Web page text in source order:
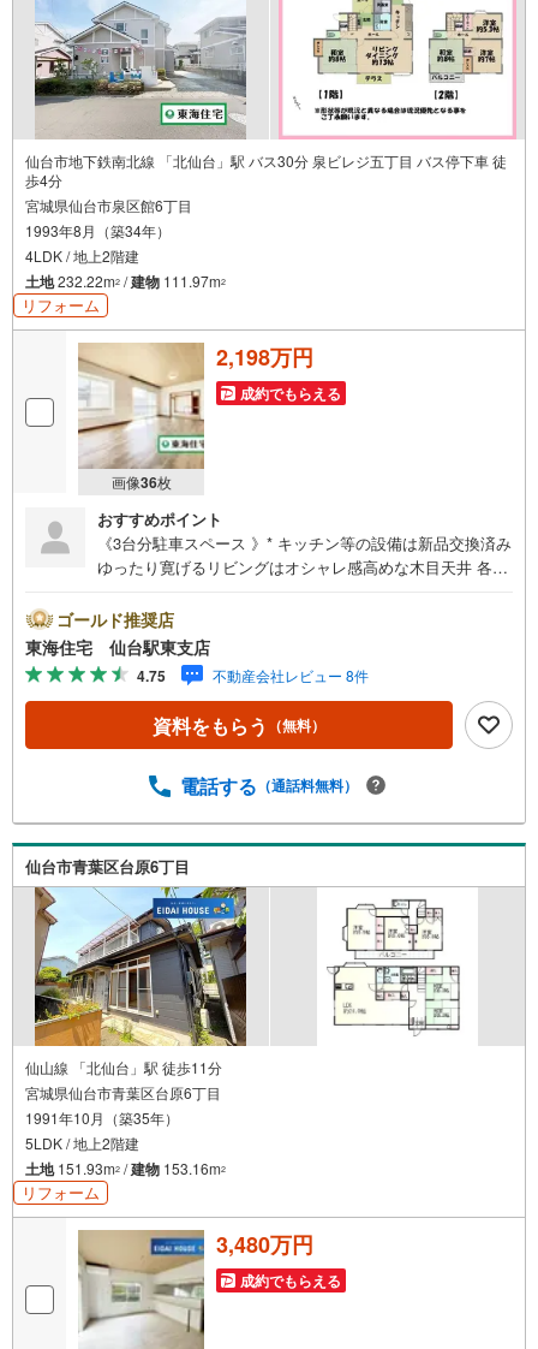
仙台市地下鉄南北線 「北仙台」駅 バス30分 泉ビレジ五丁目 バス停下車 徒
歩4分
宮城県仙台市泉区館6丁目
1993年8月（築34年）
4LDK / 地上2階建
土地232.22m2 /建物 111.97m2
リフォーム
画像36枚
2,198万円
成約でもらえる
おすすめポイント
《3台分駐車スペース 》* キッチン等の設備は新品交換済み
ゆったり寛げるリビングはオシャレ感高めな木目天井 各居
分 退屈感なし！広いお庭 * 未掲載物件のご提案・ご案内も
可能です * ワクワクポイント *■キッチン・浴室・トイレ・
洗面台・給湯器・ドア...新品交換済み■床・壁・天井...貼り
替え済み■ご両親・お友達も気軽にお家に招きやすい3台駐
車可能な広い敷地*■いつでも快適な入浴タイム！浴室暖房
乾燥機付き 。 周辺環境 *・館小学校:徒歩15分・館中学校:
で6分 お問い合わせについて *・当日のご予約も承っており
でのご相談、資料請求も大歓迎です ⇒お電話に抵抗がある
方も安心してお問い合わせください
ゴールド推奨店
東海住宅 仙台駅東支店
4.75 不動産会社レビュー 8件
資料をもらう （無料）
電話する （通話料無料）
仙台市青葉区台原6丁目
仙山線 「北仙台」駅 徒歩11分
宮城県仙台市青葉区台原6丁目
1991年10月（築35年）
5LDK / 地上2階建
土地151.93m2 /建物 153.16m2
リフォーム
3,480万円
成約でもらえる